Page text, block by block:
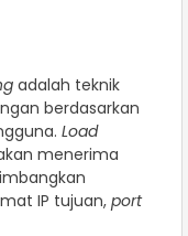
adalah teknik
berdasarkan
Load
menerima
IP tujuan, port